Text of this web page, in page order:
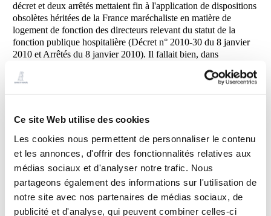
Ce site Web utilise des cookies
Les cookies nous permettent de personnaliser le contenu
et les annonces, d'offrir des fonctionnalités relatives aux
médias sociaux et d'analyser notre trafic. Nous
partageons également des informations sur l'utilisation de
notre site avec nos partenaires de médias sociaux, de
publicité et d'analyse, qui peuvent combiner celles-ci
décret et deux arrêtés mettaient fin à l'application de dispositions
obsolètes héritées de la France maréchaliste en matière de
logement de fonction des directeurs relevant du statut de la
fonction publique hospitalière (Décret n° 2010-30 du 8 janvier
2010 et Arrêtés du 8 janvier 2010). Il fallait bien, dans
monter qu’on allait voir ce que l’on allait voir !
directeurs d'établissements exerçaient ici ou là : tel au ministère
établissement public de l'Etat, tel dans un Cabinet ministériel,
tels dans des caisses de protection sociale…
Et, avec les nouveaux textes, concession de logement ou
indemnité compensatrice, bernique !
C'est pas prévu !